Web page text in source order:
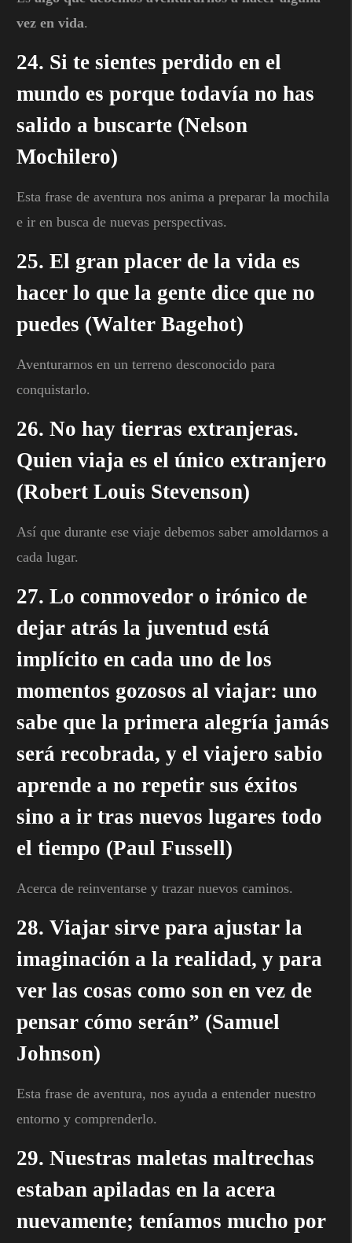
vez en vida.
24. Si te sientes perdido en el
mundo es porque todavía no has
salido a buscarte (Nelson
Mochilero)
Esta frase de aventura nos anima a preparar la mochila
e ir en busca de nuevas perspectivas.
25. El gran placer de la vida es
hacer lo que la gente dice que no
puedes (Walter Bagehot)
Aventurarnos en un terreno desconocido para
conquistarlo.
26. No hay tierras extranjeras.
Quien viaja es el único extranjero
(Robert Louis Stevenson)
Así que durante ese viaje debemos saber amoldarnos a
cada lugar.
27. Lo conmovedor o irónico de
dejar atrás la juventud está
implícito en cada uno de los
momentos gozosos al viajar: uno
sabe que la primera alegría jamás
será recobrada, y el viajero sabio
aprende a no repetir sus éxitos
sino a ir tras nuevos lugares todo
el tiempo (Paul Fussell)
Acerca de reinventarse y trazar nuevos caminos.
28. Viajar sirve para ajustar la
imaginación a la realidad, y para
ver las cosas como son en vez de
pensar cómo serán” (Samuel
Johnson)
Esta frase de aventura, nos ayuda a entender nuestro
entorno y comprenderlo.
29. Nuestras maletas maltrechas
estaban apiladas en la acera
nuevamente; teníamos mucho por